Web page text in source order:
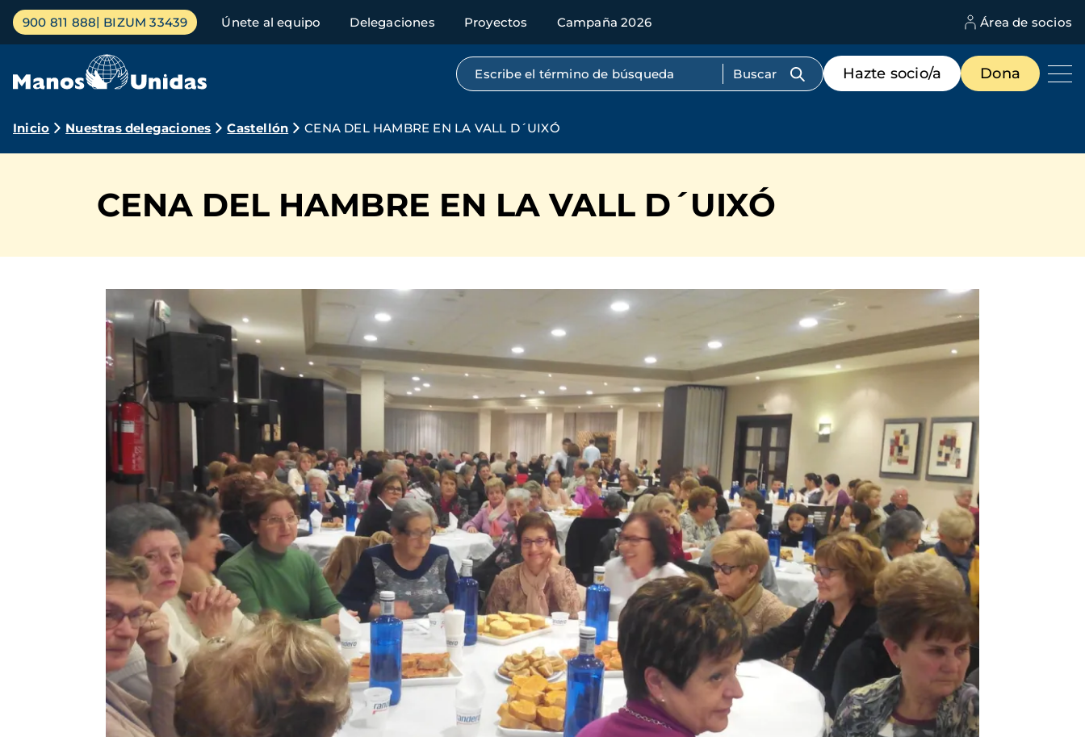
Pasar
contenido
Menú
principal
900 811 888 BIZUM 33439 Únete al equipo Delegaciones Proyectos Campaña 2026 Área de socios
Búsqueda por texto completo
Menú
de
destacados
Hazte socio/a Dona
Ruta
navegación
Inicio Nuestras delegaciones Castellón CENA DEL HAMBRE EN LA VALL D´UIXÓ
CENA DEL HAMBRE EN LA VALL D´UIXÓ